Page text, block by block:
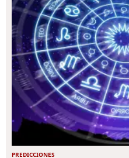
PREDICCIONES